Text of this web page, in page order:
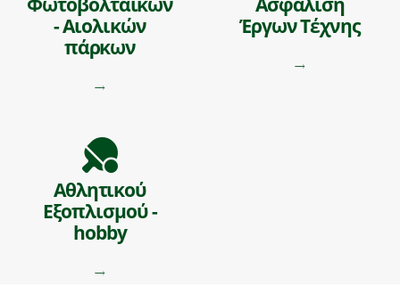
- Αιολικών
πάρκων
Έργων Τέχνης
Αθλητικού
Εξοπλισμού -
hobby